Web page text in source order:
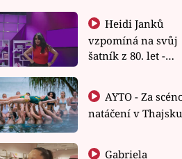
Heidi Janků
vzpomíná na svůj
šatník z 80. let -
natáčení v Thajsku
Gabriela